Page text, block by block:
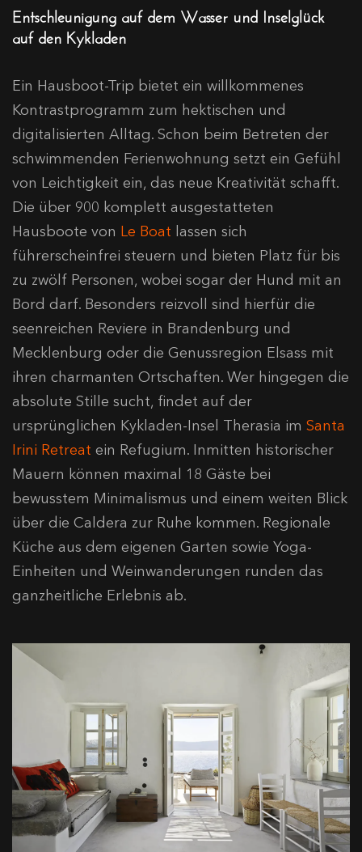
Entschleunigung auf dem Wasser und Inselglück
auf den Kykladen
Ein Hausboot-Trip bietet ein willkommenes
Kontrastprogramm zum hektischen und
digitalisierten Alltag. Schon beim Betreten der
schwimmenden Ferienwohnung setzt ein Gefühl
von Leichtigkeit ein, das neue Kreativität schafft.
Die über 900 komplett ausgestatteten
Hausboote von Le Boat lassen sich
führerscheinfrei steuern und bieten Platz für bis
zu zwölf Personen, wobei sogar der Hund mit an
Bord darf. Besonders reizvoll sind hierfür die
seenreichen Reviere in Brandenburg und
Mecklenburg oder die Genussregion Elsass mit
ihren charmanten Ortschaften. Wer hingegen die
absolute Stille sucht, findet auf der
ursprünglichen Kykladen-Insel Therasia im Santa
Irini Retreat ein Refugium. Inmitten historischer
Mauern können maximal 18 Gäste bei
bewusstem Minimalismus und einem weiten Blick
über die Caldera zur Ruhe kommen. Regionale
Küche aus dem eigenen Garten sowie Yoga-
Einheiten und Weinwanderungen runden das
ganzheitliche Erlebnis ab.